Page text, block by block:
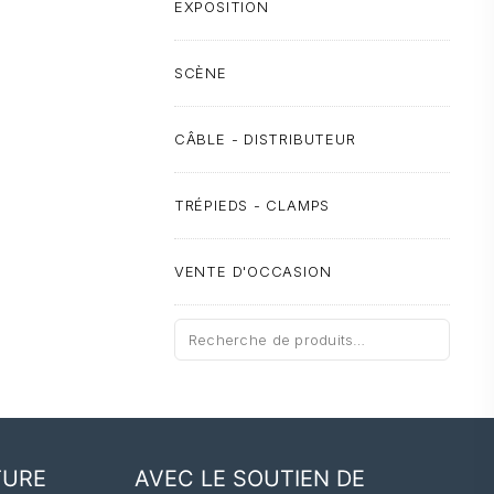
EXPOSITION
SCÈNE
CÂBLE - DISTRIBUTEUR
TRÉPIEDS - CLAMPS
VENTE D'OCCASION
Recherche
pour :
AVEC LE SOUTIEN DE